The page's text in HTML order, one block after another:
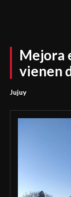
Mejora
vienen
Jujuy